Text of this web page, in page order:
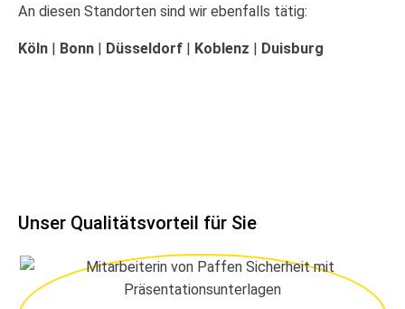
An diesen Standorten sind wir ebenfalls tätig:
Köln Bonn Düsseldorf Koblenz Duisburg
Unser Qualitätsvorteil für Sie